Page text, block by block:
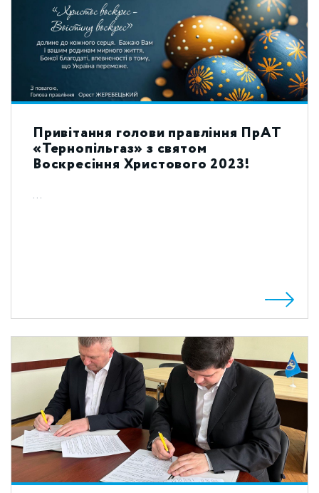
Привітання голови правління ПрАТ
«Тернопільгаз» з святом
Воскресіння Христового 2023!
...